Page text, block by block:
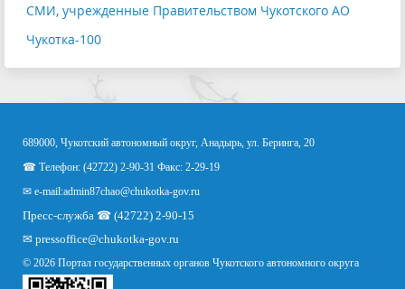
СМИ, учрежденные Правительством Чукотского АО
Чукотка-100
689000, Чукотский автономный округ, Анадырь, ул. Беринга, 20
☎ Телефон: (42722) 2-90-31 Факс: 2-29-19
✉ e-mail:admin87chao@chukotka-gov.ru
Пресс-служба ☎ (42722) 2-90-15
✉ pressoffice@chukotka-gov.ru
© 2026 Портал государственных органов Чукотского автономного округа